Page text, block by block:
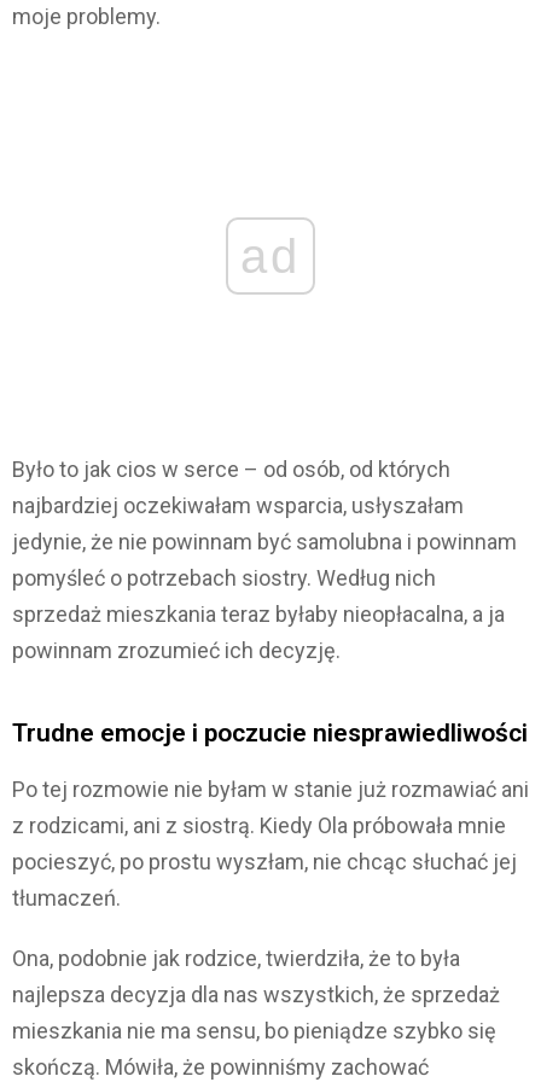
moje problemy.
ad
Było to jak cios w serce – od osób, od których
najbardziej oczekiwałam wsparcia, usłyszałam
jedynie, że nie powinnam być samolubna i powinnam
pomyśleć o potrzebach siostry. Według nich
sprzedaż mieszkania teraz byłaby nieopłacalna, a ja
powinnam zrozumieć ich decyzję.
Trudne emocje i poczucie niesprawiedliwości
Po tej rozmowie nie byłam w stanie już rozmawiać ani
z rodzicami, ani z siostrą. Kiedy Ola próbowała mnie
pocieszyć, po prostu wyszłam, nie chcąc słuchać jej
tłumaczeń.
Ona, podobnie jak rodzice, twierdziła, że to była
najlepsza decyzja dla nas wszystkich, że sprzedaż
mieszkania nie ma sensu, bo pieniądze szybko się
skończą. Mówiła, że powinniśmy zachować